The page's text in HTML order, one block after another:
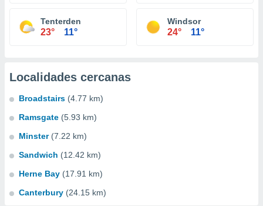
Tenterden
23° 11°
Windsor
24° 11°
Localidades cercanas
Broadstairs (4.77 km)
Ramsgate (5.93 km)
Minster (7.22 km)
Sandwich (12.42 km)
Herne Bay (17.91 km)
Canterbury (24.15 km)